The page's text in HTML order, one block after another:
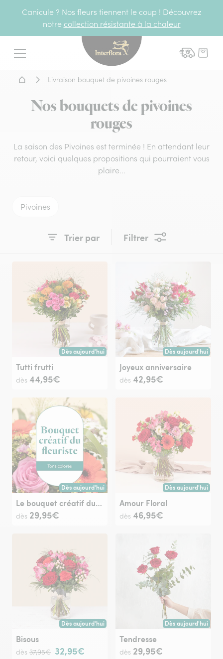
Canicule ? Nos fleurs tiennent le coup ! Découvrez
notre collection résistante à la chaleur
Menu
Interflora - livraison
Accueil - Livraison fleurs
Livraison bouquet de pivoines rouges
Nos bouquets de pivoines
rouges
La saison des Pivoines est terminée ! En attendant leur
retour, voici quelques propositions qui pourraient vous
plaire...
Pivoines
Trier par Filtrer
Dès aujourd'hui
Livraison dès aujourd'hui (pour toute commande passée
Tutti frutti
dès 44,95€
Dès aujourd'hui
Livraison dès
Joyeux anniversaire
dès 42,95€
Dès aujourd'hui
Livraison dès aujourd'hui (pour toute commande passée
Le bouquet créatif du fleuriste multicolore
dès 29,95€
Dès aujourd'hui
Livraison dès
Amour Floral
dès 46,95€
Dès aujourd'hui
Livraison dès aujourd'hui (pour toute commande passée
Bisous
dès 37,95€ 32,95€
Dès aujourd'hui
Livraison dès
Tendresse
dès 29,95€